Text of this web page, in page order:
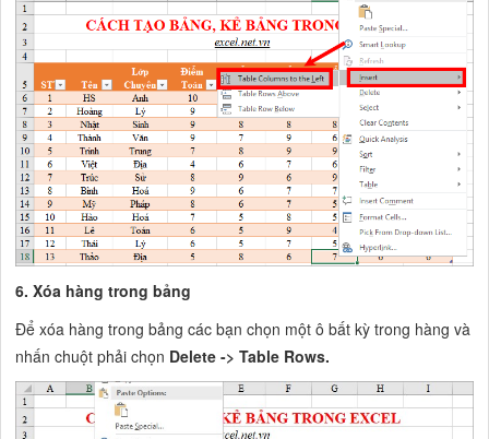
6. Xóa hàng trong bảng
Để xóa hàng trong bảng các bạn chọn một ô bất kỳ trong hàng và
nhấn chuột phải chọn Delete -> Table Rows.